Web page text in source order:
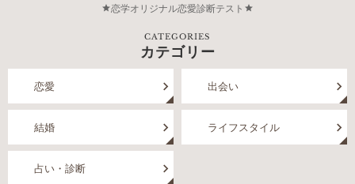
恋学オリジナル恋愛診断テスト
CATEGORIES
カテゴリー
恋愛 出会い
結婚 ライフスタイル
占い・診断